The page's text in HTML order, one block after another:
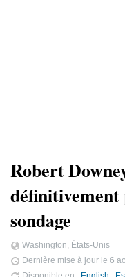
Robert
définitivement
sondage
Washington, États-Unis
Dernière mise à jour le 6
Disponible en
English